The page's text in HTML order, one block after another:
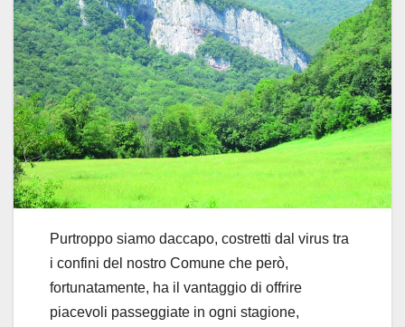
Purtroppo siamo daccapo, costretti dal virus tra
i confini del nostro Comune che però,
fortunatamente, ha il vantaggio di offrire
piacevoli passeggiate in ogni stagione,